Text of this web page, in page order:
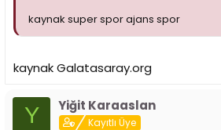
kaynak super spor ajans spor
kaynak Galatasaray.org
Y Yiğit Karaaslan
Kayıtlı Üye